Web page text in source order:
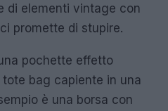
di elementi vintage con
promette di stupire.
pochette effetto
bag capiente in una
è una borsa con